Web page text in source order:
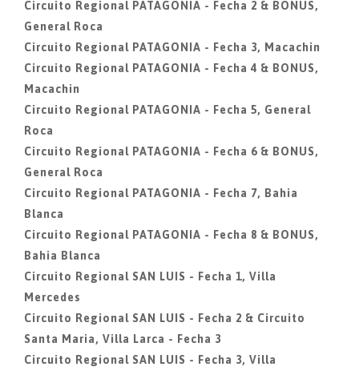
Circuito Regional PATAGONIA - Fecha 2 & BONUS,
General Roca
Circuito Regional PATAGONIA - Fecha 3, Macachin
Circuito Regional PATAGONIA - Fecha 4 & BONUS,
Macachin
Circuito Regional PATAGONIA - Fecha 5, General
Roca
Circuito Regional PATAGONIA - Fecha 6 & BONUS,
General Roca
Circuito Regional PATAGONIA - Fecha 7, Bahia
Blanca
Circuito Regional PATAGONIA - Fecha 8 & BONUS,
Bahia Blanca
Circuito Regional SAN LUIS - Fecha 1, Villa
Mercedes
Circuito Regional SAN LUIS - Fecha 2 & Circuito
Santa Maria, Villa Larca - Fecha 3
Circuito Regional SAN LUIS - Fecha 3, Villa